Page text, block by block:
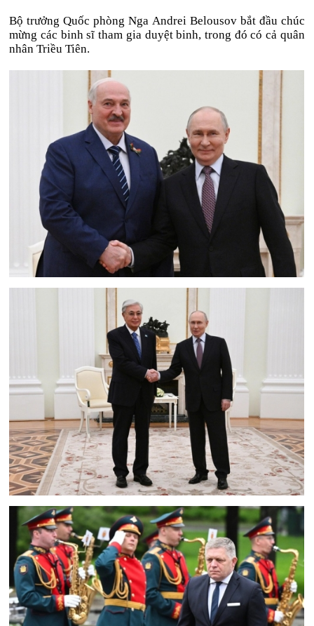
Bộ trưởng Quốc phòng Nga Andrei Belousov bắt đầu chúc
mừng các binh sĩ tham gia duyệt binh, trong đó có cả quân
nhân Triều Tiên.